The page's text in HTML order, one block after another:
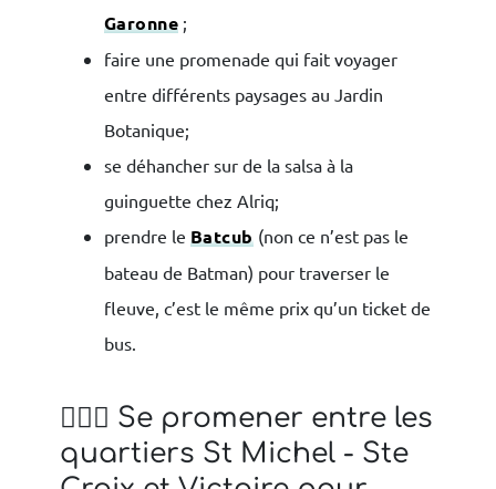
Garonne ;
faire une promenade qui fait voyager
entre différents paysages au Jardin
Botanique;
se déhancher sur de la salsa à la
guinguette chez Alriq;
prendre le Batcub(non ce n’est pas le
bateau de Batman) pour traverser le
fleuve, c’est le même prix qu’un ticket de
bus.
🚶🏼‍♂️ Se promener entre les
quartiers St Michel - Ste